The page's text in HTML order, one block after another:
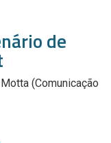
de
(Comunicação